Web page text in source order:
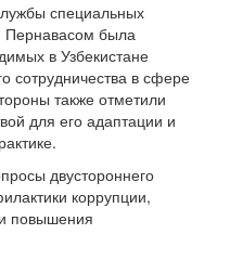
специальных
Пернавасом была
в Узбекистане
сотрудничества в сфере
также отметили
для его адаптации и
двустороннего
коррупции,
повышения